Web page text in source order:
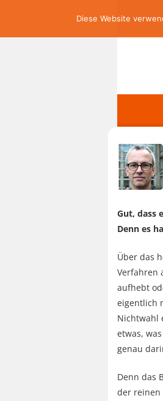
Gut, dass
Denn es
Über das
Verfahren
aufhebt
eigentlich
Nichtwahl
etwas,
genau
Denn das
der reinen
Diese Website